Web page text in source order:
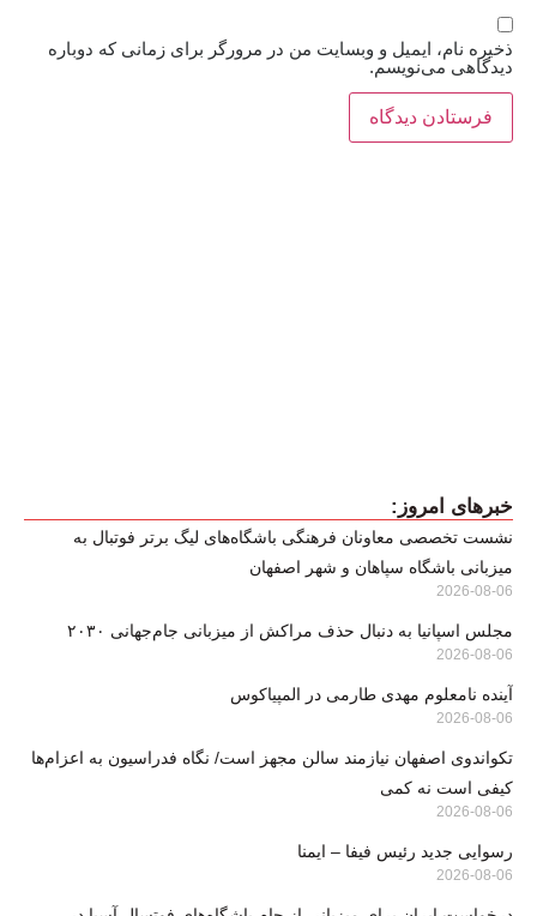
ذخیره نام، ایمیل و وبسایت من در مرورگر برای زمانی که دوباره
دیدگاهی می‌نویسم.
خبرهای امروز:
نشست تخصصی معاونان فرهنگی باشگاه‌های لیگ برتر فوتبال به
میزبانی باشگاه سپاهان و شهر اصفهان
2026-08-06
مجلس اسپانیا به دنبال حذف مراکش از میزبانی جام‌جهانی ۲۰۳۰
2026-08-06
آینده نامعلوم مهدی طارمی در المپیاکوس
2026-08-06
تکواندوی اصفهان نیازمند سالن مجهز است/ نگاه فدراسیون به اعزام‌ها
کیفی است نه کمی
2026-08-06
رسوایی جدید رئیس فیفا – ایمنا
2026-08-06